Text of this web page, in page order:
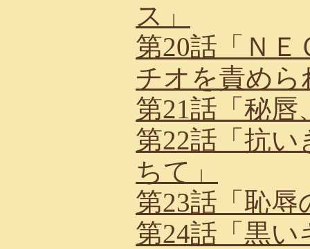
ス」
第20話「Ｎ
チオを責めら
第21話「秘
第22話「抗
ちて」
第23話「恥辱
第24話「黒